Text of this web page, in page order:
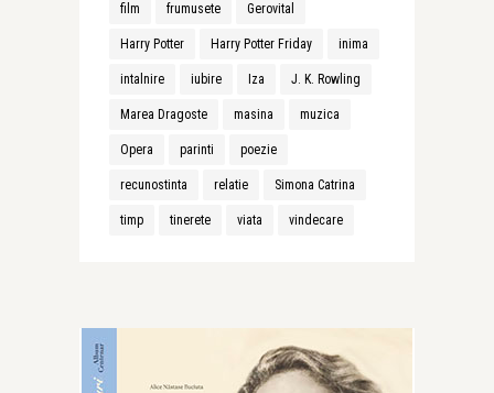
film frumusete Gerovital
Harry Potter Harry Potter Friday inima
intalnire iubire Iza J. K. Rowling
Marea Dragoste masina muzica
Opera parinti poezie
recunostinta relatie Simona Catrina
timp tinerete viata vindecare